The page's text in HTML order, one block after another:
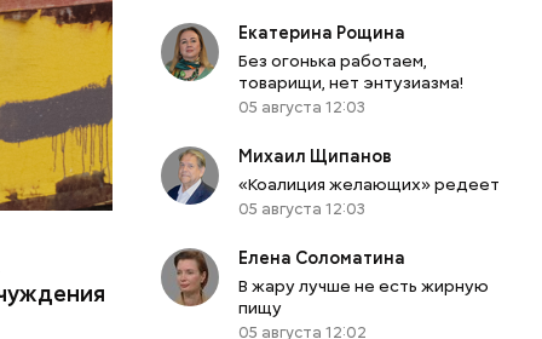
таким
Екатерина Рощина
Без огонька работаем,
товарищи, нет энтузиазма!
05 августа 12:03
Михаил Щипанов
«Коалиция желающих» редеет
05 августа 12:03
Елена Соломатина
В жару лучше не есть жирную
пищу
05 августа 12:02